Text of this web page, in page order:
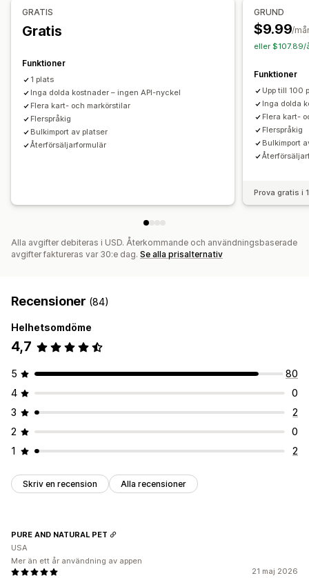
Platssökning
Automatisk ifyllnad
Avståndsfilter
GRATIS
Gratis
Funktioner
1 plats
Inga dolda kostnader – ingen API-nyckel
Flera kart- och markörstilar
Flerspråkig
Bulkimport av platser
Återförsäljarformulär
GRUND
$9.99/
eller $107.89/
Funktioner
Upp till 100
Inga dolda
Flera kart-
Flerspråkig
Bulkimport
Prova gratis i
Alla avgifter debiteras i USD. Återkommande och användningsbaserade
avgifter faktureras var 30:e dag. Se alla prisalternativ
Recensioner (84)
Helhetsomdöme
4,7
5
80
4
0
3
2
2
0
1
2
Skriv en recension Alla recensioner
21 maj 2026
PURE AND NATURAL PET
USA
Mer än ett år användning av appen